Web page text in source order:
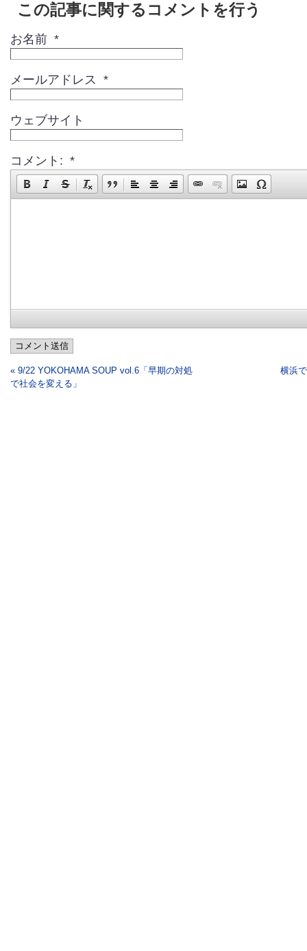
この記事に関するコメントを行う
お名前 *
メールアドレス *
ウェブサイト
コメント: *
コメント送信
« 9/22 YOKOHAMA SOUP vol.6「早期の対処
で社会を変える」
横浜